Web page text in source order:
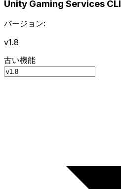
Unity Gaming Services CLI
バージョン:
v1.8
古い機能